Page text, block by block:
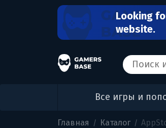
Looking
website.
Все игры и
Главная / Каталог /